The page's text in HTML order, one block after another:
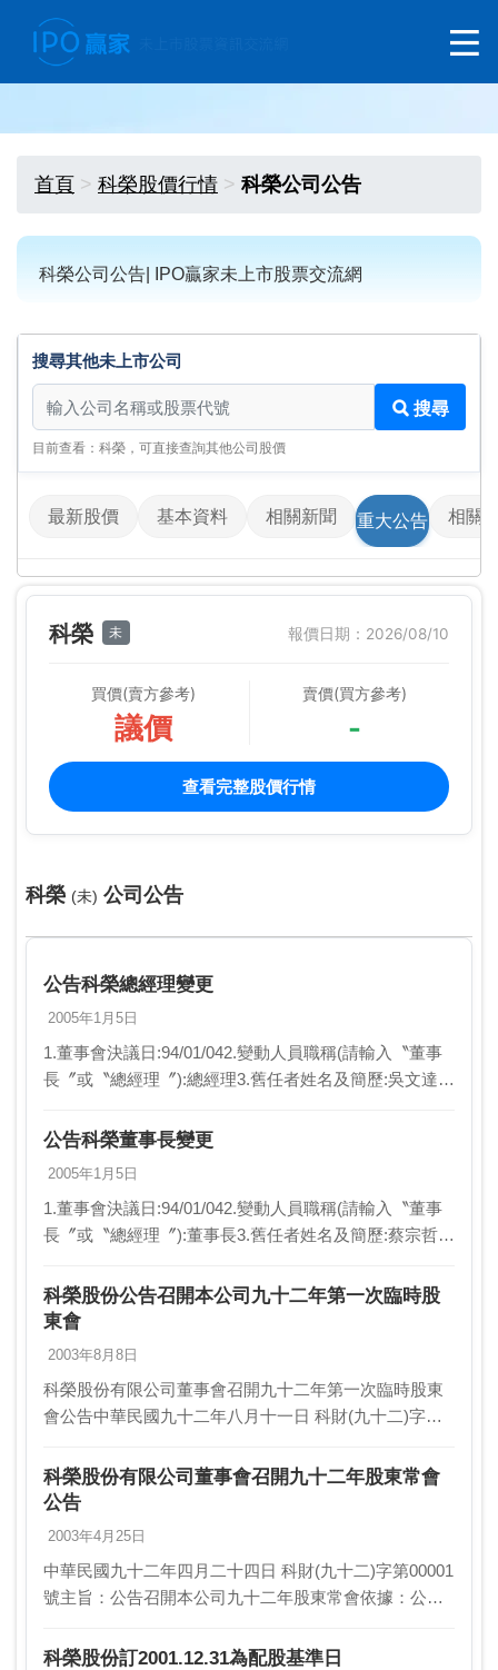
首頁 科榮股價行情 科榮公司公告
科榮公司公告| IPO贏家未上市股票交流網
搜尋其他未上市公司
搜尋其他未上市公司
搜尋
目前查看：科榮，可直接查詢其他公司股價
最新股價 基本資料 相關新聞 重大公告 相關
科榮 未 報價日期：2026/08/10
買價(賣方參考)
議價
賣價(買方參考)
-
查看完整股價行情
科榮 (未) 公司公告
公告科榮總經理變更
2005年1月5日
1.董事會決議日:94/01/042.變動人員職稱(請輸入〝董事
長〞或〝總經理〞):總經理3.舊任者姓名及簡歷:吳文達4.
生效日期:94/01…
公告科榮董事長變更
2005年1月5日
1.董事會決議日:94/01/042.變動人員職稱(請輸入〝董事
長〞或〝總經理〞):董事長3.舊任者姓名及簡歷:蔡宗哲4.
人競業之禁止辭任董事…
科榮股份公告召開本公司九十二年第一次臨時股
東會
2003年8月8日
科榮股份有限公司董事會召開九十二年第一次臨時股東
會公告中華民國九十二年八月十一日 科財(九十二)字第
會依據：公司法第165、170、17…
科榮股份有限公司董事會召開九十二年股東常會
公告
2003年4月25日
中華民國九十二年四月二十四日 科財(九十二)字第00001
號主旨：公告召開本公司九十二年股東常會依據：公司
定、暨本公司董事會決議辦…
科榮股份訂2001.12.31為配股基準日